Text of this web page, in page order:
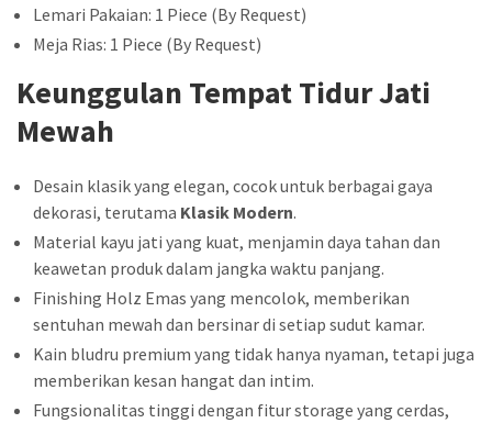
Lemari Pakaian: 1 Piece (By Request)
Meja Rias: 1 Piece (By Request)
Keunggulan Tempat Tidur Jati
Mewah
Desain klasik yang elegan, cocok untuk berbagai gaya
dekorasi, terutama Klasik Modern.
Material kayu jati yang kuat, menjamin daya tahan dan
keawetan produk dalam jangka waktu panjang.
Finishing Holz Emas yang mencolok, memberikan
sentuhan mewah dan bersinar di setiap sudut kamar.
Kain bludru premium yang tidak hanya nyaman, tetapi juga
memberikan kesan hangat dan intim.
Fungsionalitas tinggi dengan fitur storage yang cerdas,